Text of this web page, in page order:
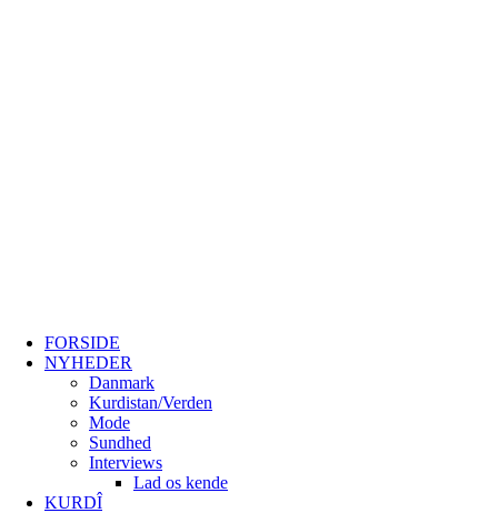
FORSIDE
NYHEDER
Danmark
Kurdistan/Verden
Mode
Sundhed
Interviews
Lad os kende
KURDÎ